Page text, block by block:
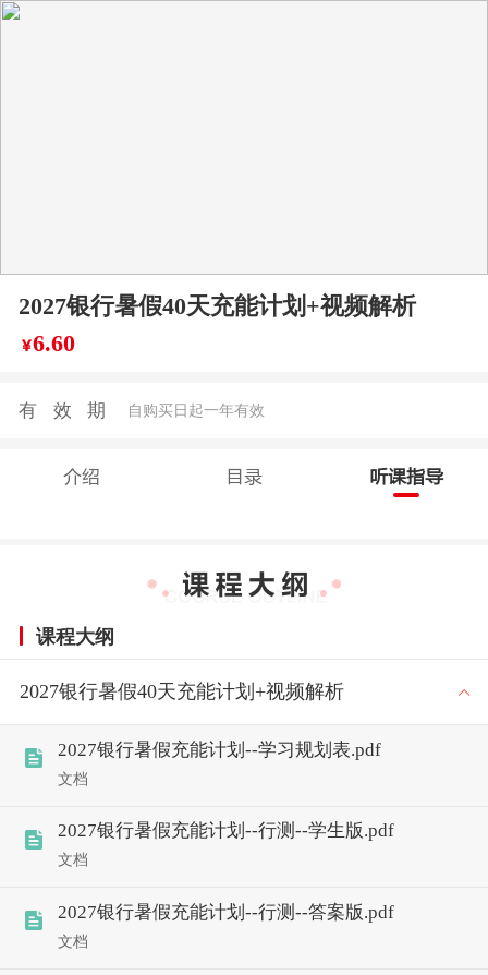
2027银行暑假40天充能计划+视频解析
￥6.60
有效期 自购买日起一年有效
介绍 目录 听课指导
课程大纲
2027银行暑假40天充能计划+视频解析
2027银行暑假充能计划--学习规划表.pdf
文档
2027银行暑假充能计划--行测--学生版.pdf
文档
2027银行暑假充能计划--行测--答案版.pdf
文档